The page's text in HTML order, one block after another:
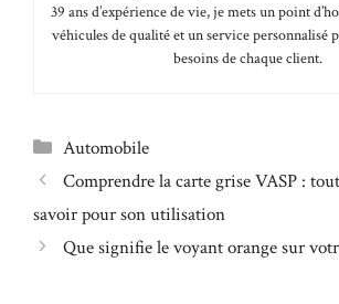
39 ans d’expérience de vie, je mets un point
véhicules de qualité et un service personnalisé
besoins de chaque client.
Catégories
Automobile
Comprendre la carte grise VASP :
savoir pour son utilisation
Que signifie le voyant orange sur